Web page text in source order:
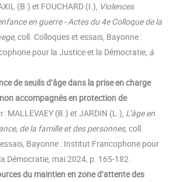
(B.) et FOUCHARD (I.), Violences
en guerre - Actes du 4e Colloque de la
, coll. Colloques et essais, Bayonne :
pour la Justice et la Démocratie, à
de seuils d’âge dans la prise en charge
accompagnés en protection de
: MALLEVAEY (B.) et JARDIN (L.), L’âge en
de la famille et des personnes, coll.
Bayonne : Institut Francophone pour
Démocratie, mai 2024, p. 165-182.
du maintien en zone d’attente des